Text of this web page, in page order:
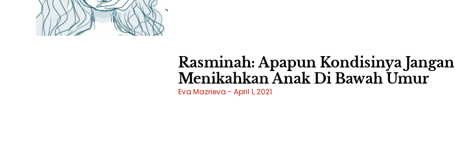
Rasminah: Apapun Kondisinya Jangan
Menikahkan Anak Di Bawah Umur
Eva Mazrieva April 1, 2021